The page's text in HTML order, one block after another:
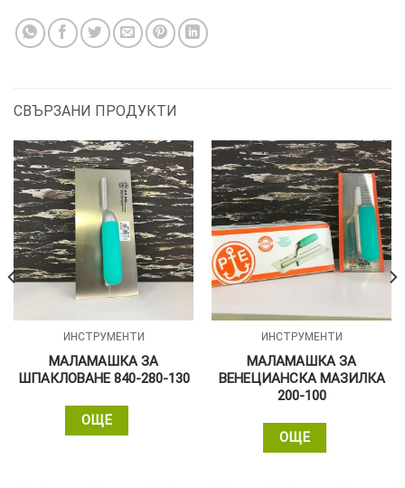
СВЪРЗАНИ ПРОДУКТИ
ИНСТРУМЕНТИ
МАЛАМАШКА ЗА
ШПАКЛОВАНЕ 840-280-130
ОЩЕ
ИНСТРУМЕНТИ
МАЛАМАШКА ЗА
ВЕНЕЦИАНСКА МАЗИЛКА
200-100
ОЩЕ
Google